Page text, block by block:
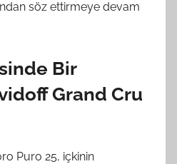
söz ettirmeye devam
Bir
Grand Cru
Puro 25, içkinin